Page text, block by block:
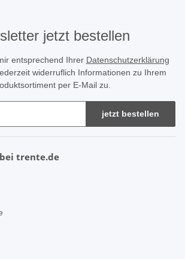
jetzt bestellen
entsprechend Ihrer Datenschutzerklärung
widerruflich Informationen zu Ihrem
per E-Mail zu.
jetzt bestellen
trente.de